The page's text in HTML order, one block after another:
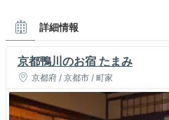
詳細情報
京都鴨川のお宿 たまみ
京都府 / 京都市 / 町家